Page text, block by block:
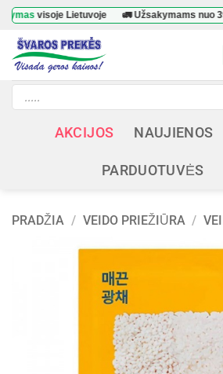
Skip
content
visoje Lietuvoje 🚛 Užsakymams nuo39 €–
Products
search
AKCIJOS NAUJIENOS
PARDUOTUVĖS
PRADŽIA / VEIDO PRIEŽIŪRA /